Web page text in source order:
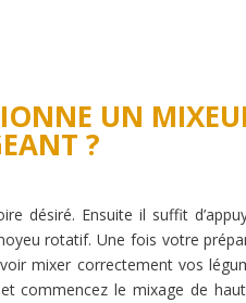
UN
?
désiré. Ensuite il suffit
rotatif. Une fois votre
mixer correctement vos
commencez le mixage de